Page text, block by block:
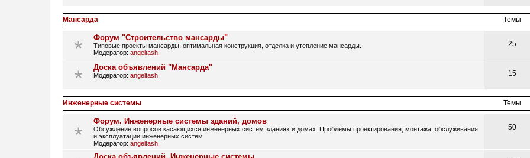
Мансарда Темы
Форум "Строительство мансарды"
Типовые проекты мансарды, оптимальная конструкция, отделка и утепление мансарды.
Модератор: angeltash
25
Доска объявлений "Мансарда"
Модератор: angeltash 15
Инженерные системы Темы
Форум. Инженерные системы зданий, домов
Обсуждение вопросов касающихся инженерных систем зданиях и домах. Проблемы проектирования, монтажа, обслуживания
и эксплуатации инженерных систем
Модератор: angeltash
50